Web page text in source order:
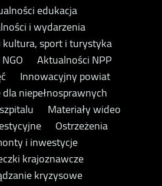
edukacja
i wydarzenia
sport i turystyka
Aktualności NPP
Innowacyjny powiat
niepełnosprawnych
Materiały wideo
Ostrzeżenia
i inwestycje
krajoznawcze
kryzysowe